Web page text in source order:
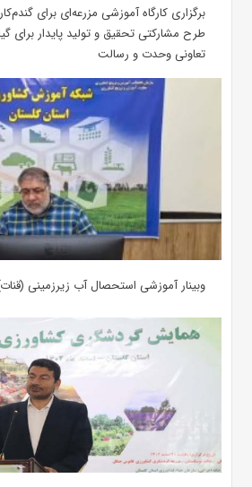
برگزاری کارگاه آموزشی مزرعه‌ای برای
طرح مشارکتی تحقیق و تولید پایدار برای
تعاونی وحدت و رسالت
وبینار آموزشی استحصال آب زیرزمینی